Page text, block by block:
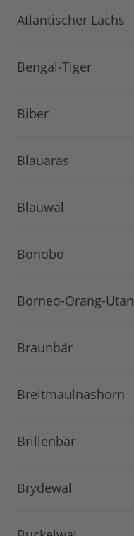
Atlantischer Lachs
Bengal-Tiger
Biber
Blauaras
Blauwal
Bonobo
Borneo-Orang-Utan
Braunbär
Breitmaulnashorn
Brillenbär
Brydewal